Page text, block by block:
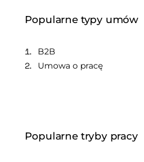
Popularne typy umów
B2B
Umowa o pracę
Popularne tryby pracy